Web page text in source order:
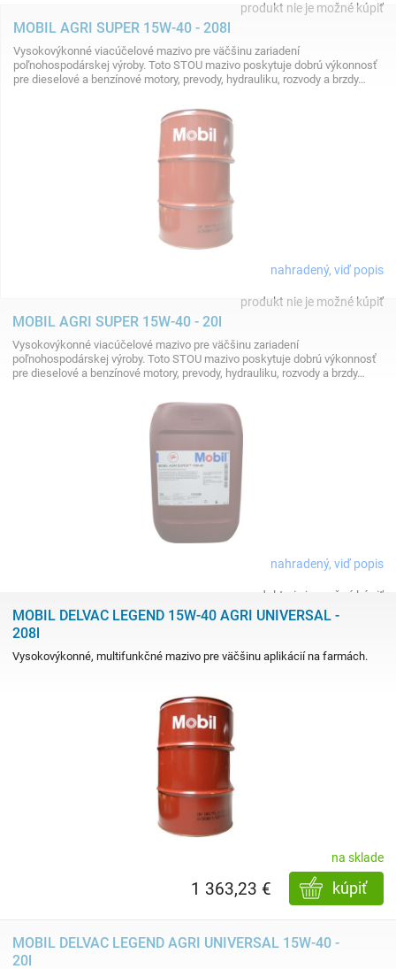
produkt nie je možné kúpiť
MOBIL AGRI SUPER 15W-40 - 208l
Vysokovýkonné viacúčelové mazivo pre väčšinu zariadení
poľnohospodárskej výroby. Toto STOU mazivo poskytuje dobrú výkonnosť
pre dieselové a benzínové motory, prevody, hydrauliku, rozvody a brzdy…
nahradený, viď popis
produkt nie je možné kúpiť
MOBIL AGRI SUPER 15W-40 - 20l
Vysokovýkonné viacúčelové mazivo pre väčšinu zariadení
poľnohospodárskej výroby. Toto STOU mazivo poskytuje dobrú výkonnosť
pre dieselové a benzínové motory, prevody, hydrauliku, rozvody a brzdy…
nahradený, viď popis
produkt nie je možné kúpiť
MOBIL DELVAC LEGEND 15W-40 AGRI UNIVERSAL -
208l
Vysokovýkonné, multifunkčné mazivo pre väčšinu aplikácií na farmách.
na sklade
kúpiť
1 363,23 €
MOBIL DELVAC LEGEND AGRI UNIVERSAL 15W-40 -
20l